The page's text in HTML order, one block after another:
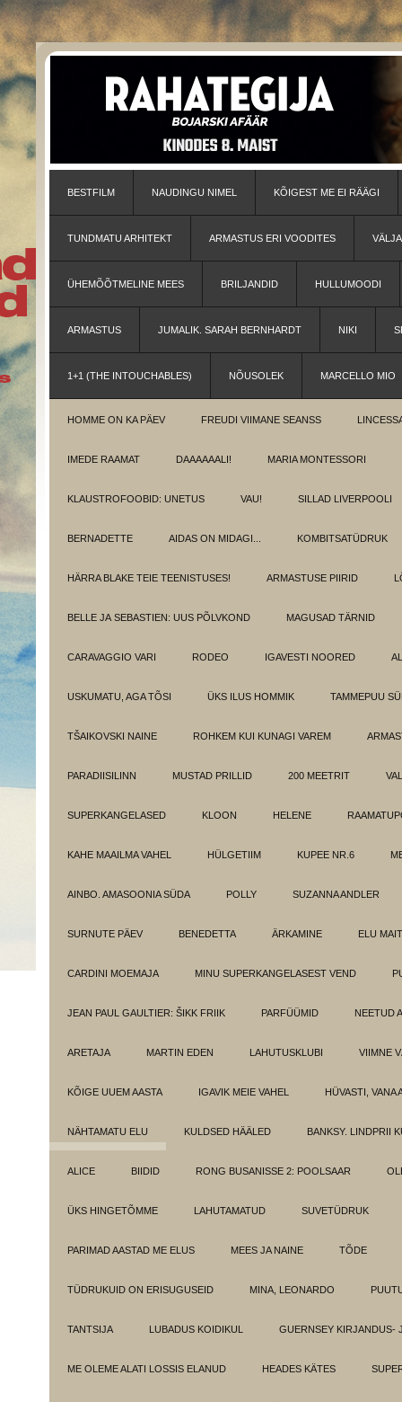
BESTFILM NAUDINGU NIMEL KÕIGEST ME EI RÄÄGI
TUNDMATU ARHITEKT ARMASTUS ERI VOODITES
ÜHEMÕÕTMELINE MEES BRILJANDID HULLUMOODI
ARMASTUS JUMALIK. SARAH BERNHARDT NIKI
1+1 (THE INTOUCHABLES) NÕUSOLEK MARCELLO MIO
HOMME ON KA PÄEV FREUDI VIIMANE SEANSS
IMEDE RAAMAT DAAAAAALI! MARIA MONTESSORI
KLAUSTROFOOBID: UNETUS VAU! SILLAD LIVERPOOLI
BERNADETTE AIDAS ON MIDAGI... KOMBITSATÜDRUK
HÄRRA BLAKE TEIE TEENISTUSES! ARMASTUSE PIIRID
BELLE JA SEBASTIEN: UUS PÕLVKOND MAGUSAD TÄRNID
CARAVAGGIO VARI RODEO IGAVESTI NOORED
USKUMATU, AGA TÕSI ÜKS ILUS HOMMIK TAMMEPUU
TŠAIKOVSKI NAINE ROHKEM KUI KUNAGI VAREM
PARADIISILINN MUSTAD PRILLID 200 MEETRIT
SUPERKANGELASED KLOON HELENE
KAHE MAAILMA VAHEL HÜLGETIIM KUPEE NR.6
AINBO. AMASOONIA SÜDA POLLY SUZANNA ANDLER
SURNUTE PÄEV BENEDETTA ÄRKAMINE ELU
CARDINI MOEMAJA MINU SUPERKANGELASEST VEND
JEAN PAUL GAULTIER: ŠIKK FRIIK PARFÜÜMID NEETUD
ARETAJA MARTIN EDEN LAHUTUSKLUBI VIIMNE
KÕIGE UUEM AASTA IGAVIK MEIE VAHEL HÜVASTI, VANA
NÄHTAMATU ELU KULDSED HÄÄLED BANKSY. LINDPRII
ALICE BIIDID RONG BUSANISSE 2: POOLSAAR
ÜKS HINGETÕMME LAHUTAMATUD SUVETÜDRUK
PARIMAD AASTAD ME ELUS MEES JA NAINE TÕDE
TÜDRUKUID ON ERISUGUSEID MINA, LEONARDO
TANTSIJA LUBADUS KOIDIKUL GUERNSEY KIRJANDUS-
ME OLEME ALATI LOSSIS ELANUD HEADES KÄTES